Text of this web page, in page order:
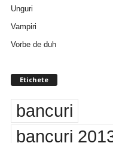
Unguri
Vampiri
Vorbe de duh
Etichete
bancuri
bancuri